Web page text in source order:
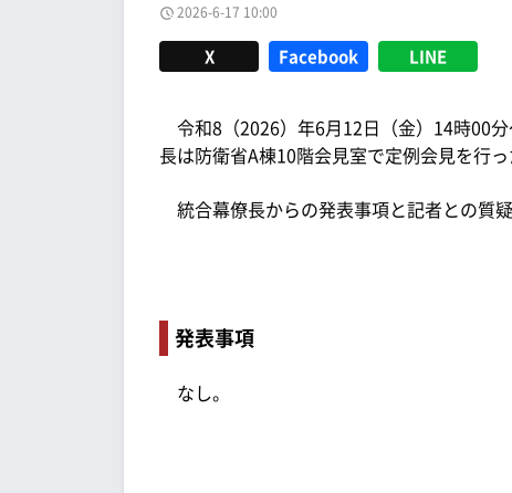
2026-6-17 10:00
X Facebook LINE
令和8（2026）年6月12日（金）14時00
長は防衛省A棟10階会見室で定例会見を行っ
統合幕僚長からの発表事項と記者との質
発表事項
なし。